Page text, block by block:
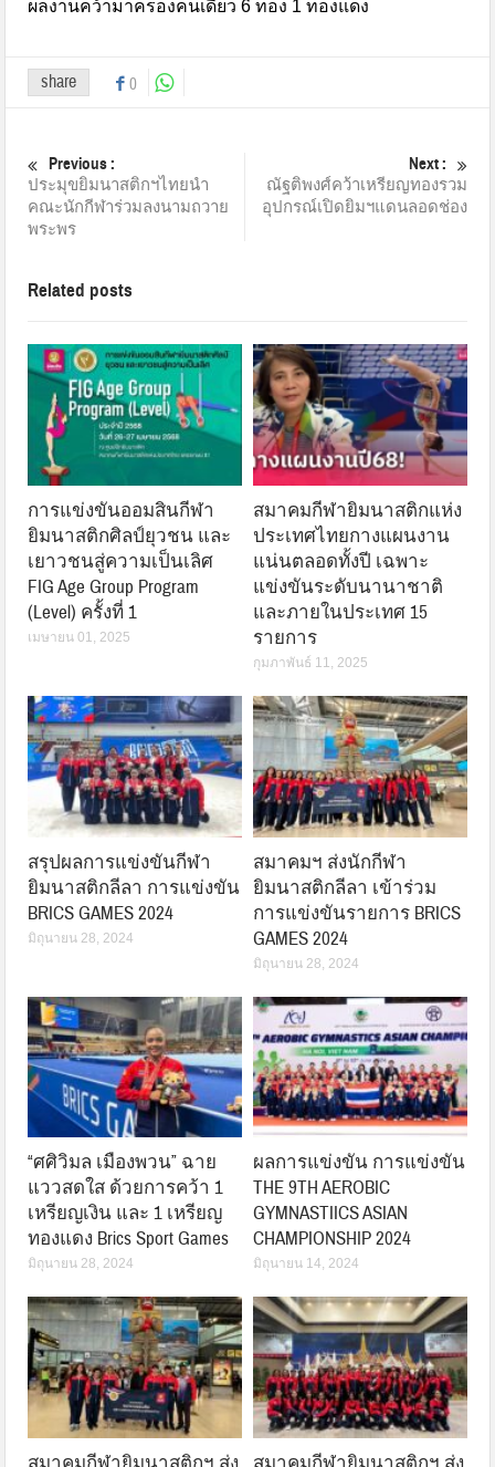
ผลงานคว้ามาครองคนเดียว 6 ทอง 1 ทองแดง
share 0
Previous :
ประมุขยิมนาสติกฯไทยนำ
คณะนักกีฬาร่วมลงนามถวาย
พระพร
Next :
ณัฐติพงศ์คว้าเหรียญทองรวม
อุปกรณ์เปิดยิมฯแดนลอดช่อง
Related posts
การแข่งขันออมสินกีฬา
ยิมนาสติกศิลป์ยุวชน และ
เยาวชนสู่ความเป็นเลิศ
FIG Age Group Program
(Level) ครั้งที่ 1
เมษายน 01, 2025
สมาคมกีฬายิมนาสติกแห่ง
ประเทศไทยกางแผนงาน
แน่นตลอดทั้งปี เฉพาะ
แข่งขันระดับนานาชาติ
และภายในประเทศ 15
รายการ
กุมภาพันธ์ 11, 2025
สรุปผลการแข่งขันกีฬา
ยิมนาสติกลีลา การแข่งขัน
BRICS GAMES 2024
มิถุนายน 28, 2024
สมาคมฯ ส่งนักกีฬา
ยิมนาสติกลีลา เข้าร่วม
การแข่งขันรายการ BRICS
GAMES 2024
มิถุนายน 28, 2024
“ศศิวิมล เมืองพวน” ฉาย
แววสดใส ด้วยการคว้า 1
เหรียญเงิน และ 1 เหรียญ
ทองแดง Brics Sport Games
มิถุนายน 28, 2024
ผลการแข่งขัน การแข่งขัน
THE 9TH AEROBIC
GYMNASTIICS ASIAN
CHAMPIONSHIP 2024
มิถุนายน 14, 2024